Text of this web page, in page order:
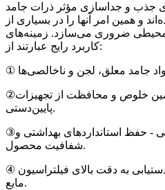
جذب و جداسازی مؤثر ذرات جامد
و همین امر آنها را در بسیاری از
ضروری می‌سازد. زمینه‌های
کاربرد رایج عبارتند از:
②فرآوری شیمیایی - تضمین خلوص و محافظت از تجهیزات
پایین‌دستی.
③تولید مواد غذایی و آشامیدنی - حفظ استانداردهای بهداشتی و
شفافیت محصول.
④ داروسازی و لوازم آرایشی - دستیابی به دقت بالای فیلتراسیون
مایع.